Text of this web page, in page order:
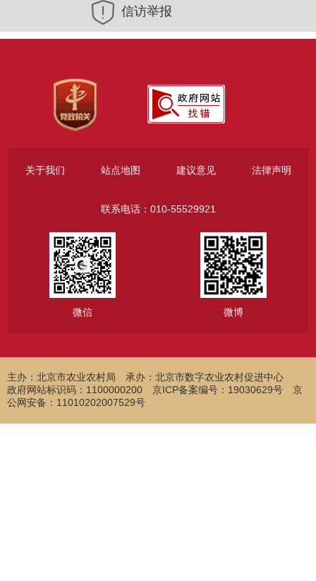
信访举报
关于我们 站点地图 建议意见 法律声明
联系电话：010-55529921
微信 微博
主办：北京市农业农村局
承办：北京市数字农业农村促进中心
政府网站标识码：1100000200 京ICP备案编号：19030629号 京
公网安备：11010202007529号